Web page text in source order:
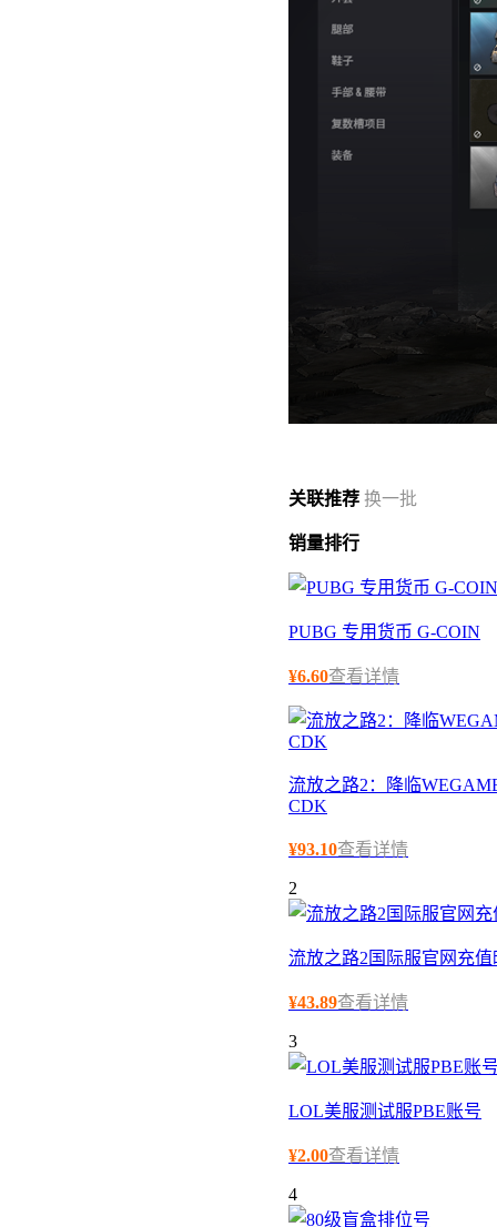
关联推荐 换一批
销量排行
PUBG 专用货币 G-COIN
¥6.60查看详情
流放之路2：降临
CDK
¥93.10查看详情
2
流放之路2国际服官网充
¥43.89查看详情
3
LOL美服测试服PBE账号
¥2.00查看详情
4